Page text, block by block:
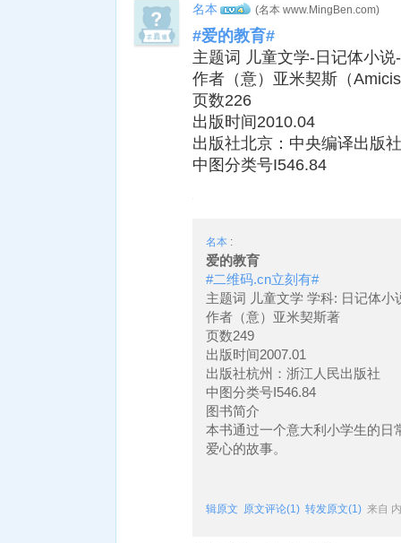
名本 4
(名本 www.MingBen.com)
#爱的教育#
主题词 儿童文学-日记体小说
作者（意）亚米契斯（
页数226
出版时间2010.04
出版社北京：中央编译出版社
中图分类号I546.84
名本 :
爱的教育
#二维码.cn立刻有#
主题词 儿童文学 学科: 日记体小
作者（意）亚米契斯著
页数249
出版时间2007.01
出版社杭州：浙江人民出版社
中图分类号I546.84
图书简介
本书通过一个意大利小学生的日
爱心的故事。
辑原文 原文评论(1) 转发原文(1) 来自